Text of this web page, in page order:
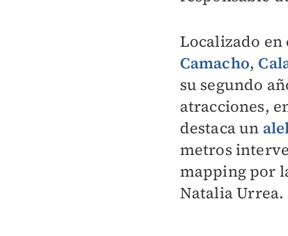
Localizado en
Camacho,
su segundo
atracciones,
destaca un
metros
mapping por
Natalia Urrea.